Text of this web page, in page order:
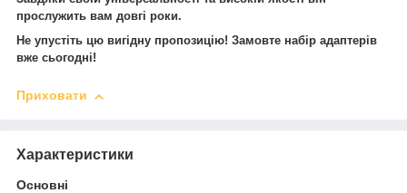
прослужить вам довгі роки.
Не упустіть цю вигідну пропозицію! Замовте набір адаптерів
вже сьогодні!
Приховати
Характеристики
Основні